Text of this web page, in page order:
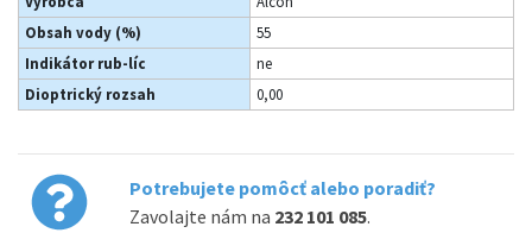
Obsah vody (%)
55
Indikátor rub-líc
ne
Dioptrický rozsah
0,00
Potrebujete pomôcť alebo poradiť?
Zavolajte nám na 232 101 085.